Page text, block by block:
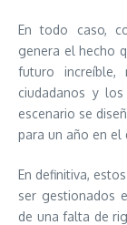
En todo caso,
genera el hecho
futuro
ciudadanos y
escenario se
para un año en el
En definitiva,
ser gestionados
de una falta de